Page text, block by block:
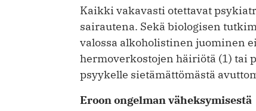
Kaikki vakavasti otettavat
sairautena. Sekä biologisen
valossa alkoholistinen juominen
hermoverkostojen häiriötä (1) tai
psyykelle sietämättömästä
Eroon ongelman väheksymisestä